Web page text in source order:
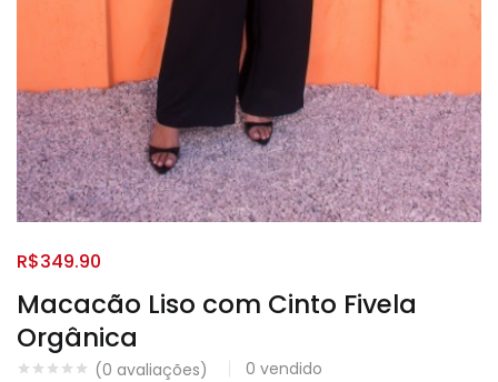
Macacão Liso com Cinto Fivela
Orgânica
(0 avaliações) 0 vendido
R$349.90